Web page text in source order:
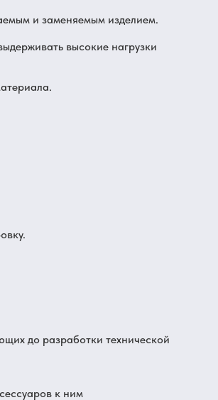
и заменяемым изделием.
высокие нагрузки
до разработки технической
к ним